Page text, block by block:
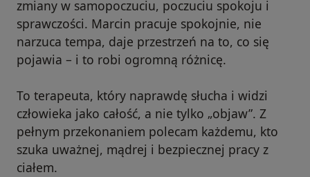
zmiany w samopoczuciu, poczuciu spokoju i
sprawczości. Marcin pracuje spokojnie, nie
narzuca tempa, daje przestrzeń na to, co się
pojawia – i to robi ogromną różnicę.
To terapeuta, który naprawdę słucha i widzi
człowieka jako całość, a nie tylko „objaw”. Z
pełnym przekonaniem polecam każdemu, kto
szuka uważnej, mądrej i bezpiecznej pracy z
ciałem.